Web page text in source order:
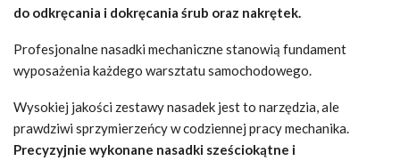
do odkręcania i dokręcania śrub oraz nakrętek.
Profesjonalne nasadki mechaniczne stanowią fundament
wyposażenia każdego warsztatu samochodowego.
Wysokiej jakości zestawy nasadek jest to narzędzia, ale
prawdziwi sprzymierzeńcy w codziennej pracy mechanika.
Precyzyjnie wykonane nasadki sześciokątne i